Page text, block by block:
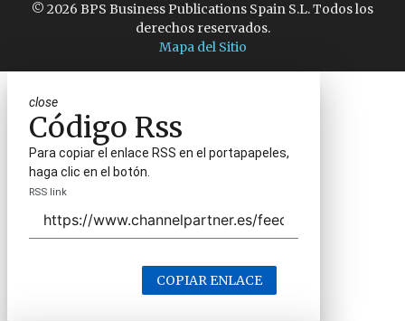
© 2026 BPS Business Publications Spain S.L. Todos los
derechos reservados.
Mapa del Sitio
close
Código Rss
Para copiar el enlace RSS en el portapapeles,
haga clic en el botón.
RSS link
COPIAR ENLACE